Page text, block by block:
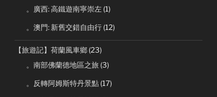
。廣西: 高鐵遊南寧崇左 (1)
。澳門: 新舊交錯自由行 (12)
【旅遊記】荷蘭風車鄉 (23)
。南部佛蘭德地區之旅 (3)
。反轉阿姆斯特丹景點 (17)